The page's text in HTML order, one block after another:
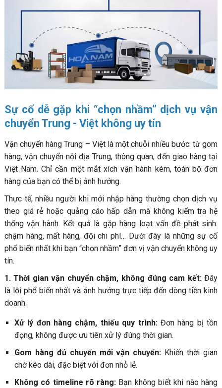
Sự cố dễ gặp khi “chọn nhầm” dịch vụ vận
chuyển Trung - Việt không uy tín
Vận chuyển hàng Trung – Việt là một chuỗi nhiều bước: từ gom
hàng, vận chuyển nội địa Trung, thông quan, đến giao hàng tại
Việt Nam. Chỉ cần một mắt xích vận hành kém, toàn bộ đơn
hàng của bạn có thể bị ảnh hưởng.
Thực tế, nhiều người khi mới nhập hàng thường chọn dịch vụ
theo giá rẻ hoặc quảng cáo hấp dẫn mà không kiểm tra hệ
thống vận hành. Kết quả là gặp hàng loạt vấn đề phát sinh:
chậm hàng, mất hàng, đội chi phí… Dưới đây là những sự cố
phổ biến nhất khi bạn “chọn nhầm” đơn vị vận chuyển không uy
tín.
1. Thời gian vận chuyển chậm, không đúng cam kết:Đây
là lỗi phổ biến nhất và ảnh hưởng trực tiếp đến dòng tiền kinh
doanh.
Xử lý đơn hàng chậm, thiếu quy trình:Đơn hàng bị tồn
đọng, không được ưu tiên xử lý đúng thời gian.
Gom hàng đủ chuyến mới vận chuyển: Khiến thời gian
chờ kéo dài, đặc biệt với đơn nhỏ lẻ.
Không có timeline rõ ràng: Bạn không biết khi nào hàng